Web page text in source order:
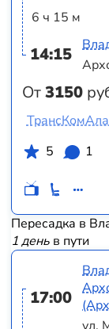
6 ч 15 м
14:15
От3150
5
1
Пересадка в
1 деньв пути
17:00